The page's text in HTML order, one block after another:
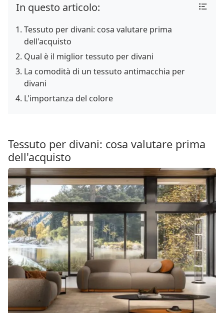
In questo articolo:
Tessuto per divani: cosa valutare prima
dell'acquisto
Qual è il miglior tessuto per divani
La comodità di un tessuto antimacchia per
divani
L'importanza del colore
Tessuto per divani: cosa valutare prima
dell'acquisto